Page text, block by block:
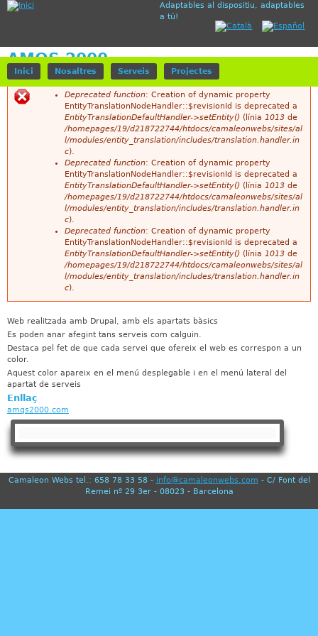
Jump to navigation
Adaptables al dispositiu, adaptables
a tú!
AMQS 2000
d
'
e
r
o
r
Deprecated function: Creation of dynamic property
EntityTranslationNodeHandler::$revisionId is deprecated a
EntityTranslationDefaultHandler->setEntity() (línia 1013 de
/homepages/19/d218722744/htdocs/camaleonwebs/sites/al
l/modules/entity_translation/includes/translation.handler.in
c).
Deprecated function: Creation of dynamic property
EntityTranslationNodeHandler::$revisionId is deprecated a
EntityTranslationDefaultHandler->setEntity() (línia 1013 de
/homepages/19/d218722744/htdocs/camaleonwebs/sites/al
l/modules/entity_translation/includes/translation.handler.in
c).
Deprecated function: Creation of dynamic property
EntityTranslationNodeHandler::$revisionId is deprecated a
EntityTranslationDefaultHandler->setEntity() (línia 1013 de
/homepages/19/d218722744/htdocs/camaleonwebs/sites/al
l/modules/entity_translation/includes/translation.handler.in
c).
Web realitzada amb Drupal, amb els apartats bàsics
Es poden anar afegint tans serveis com calguin.
Destaca pel fet de que cada servei que ofereix el web es correspon a un
color.
Aquest color apareix en el menú desplegable i en el menú lateral del
apartat de serveis
Enllaç
amqs2000.com
Inici Nosaltres Serveis Projectes
Camaleon Webs tel.: 658 78 33 58 - info@camaleonwebs.com - C/ Font del
Remei nº 29 3er - 08023 - Barcelona